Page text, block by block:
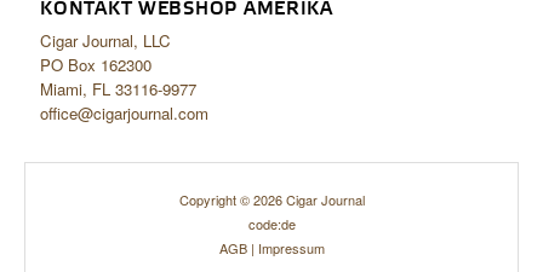
KONTAKT WEBSHOP AMERIKA
Cigar Journal, LLC
PO Box 162300
Miami, FL 33116-9977
office@cigarjournal.com
Copyright © 2026 Cigar Journal
code:de
AGB| Impressum